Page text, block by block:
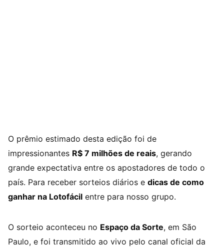
O prêmio estimado desta edição foi de
impressionantes R$ 7 milhões de reais, gerando
grande expectativa entre os apostadores de todo o
país. Para receber sorteios diários e dicas de como
ganhar na Lotofácil entre para nosso grupo.
O sorteio aconteceu no Espaço da Sorte, em São
Paulo, e foi transmitido ao vivo pelo canal oficial da